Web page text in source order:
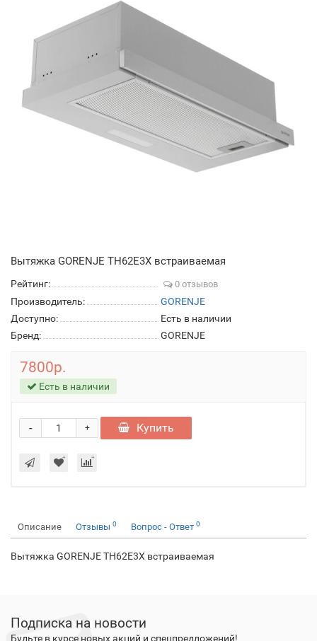
Вытяжка GORENJE TH62E3X встраиваемая
Рейтинг: 0 отзывов
Производитель:
GORENJE
Доступно:
Есть в наличии
Бренд:
GORENJE
7800р.
Есть в наличии
+
- Купить
Описание Отзывы 0 Вопрос - Ответ 0
Вытяжка GORENJE TH62E3X встраиваемая
Подписка на новости
Будьте в курсе новых акций и спецпредложений!